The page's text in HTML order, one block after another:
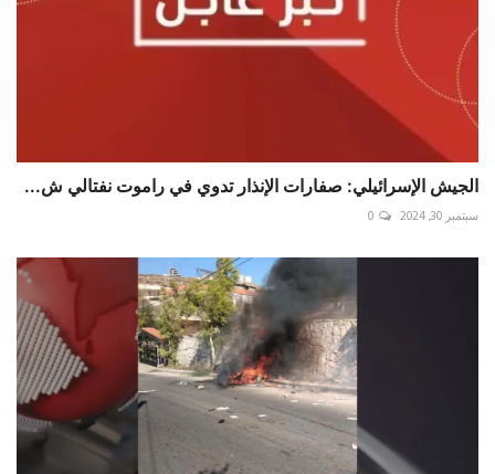
الجيش الإسرائيلي: صفارات الإنذار تدوي في راموت نفتالي ش...
سبتمبر 30, 2024 0